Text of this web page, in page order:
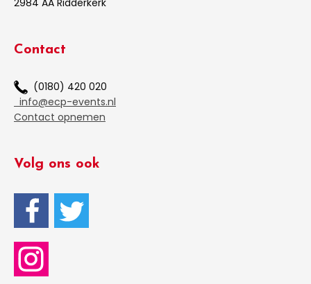
Contact
(0180) 420 020
info@ecp-events.nl
Contact opnemen
Volg ons ook